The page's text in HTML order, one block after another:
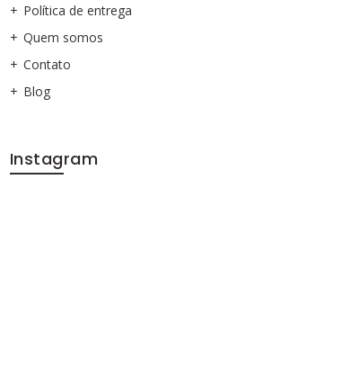
Política de entrega
Quem somos
Contato
Blog
Instagram